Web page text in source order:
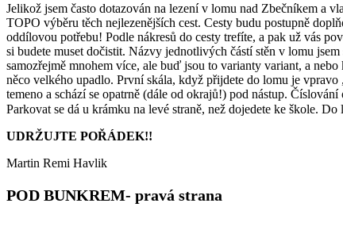
Jelikož jsem často dotazován na lezení v lomu nad Zbečníkem a
TOPO výběru těch nejlezenějších cest. Cesty budu postupně
oddílovou potřebu! Podle nákresů do cesty trefíte, a pak už vás
si budete muset dočistit. Názvy jednotlivých částí stěn v lomu
samozřejmě mnohem více, ale buď jsou to varianty variant, a
něco velkého upadlo. První skála, když přijdete do lomu je
temeno a schází se opatrně (dále od okrajů!) pod nástup.
Parkovat se dá u krámku na levé straně, než dojedete ke škole.
UDRŽUJTE POŘÁDEK!!
Martin Remi Havlik
POD BUNKREM- pravá strana